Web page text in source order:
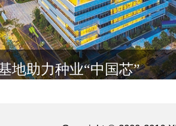
地助力种业“中国芯”